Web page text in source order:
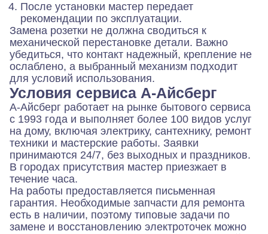
После установки мастер передает
рекомендации по эксплуатации.
Замена розетки не должна сводиться к
механической перестановке детали. Важно
убедиться, что контакт надежный, крепление не
ослаблено, а выбранный механизм подходит
для условий использования.
Условия сервиса А-Айсберг
А-Айсберг работает на рынке бытового сервиса
с 1993 года и выполняет более 100 видов услуг
на дому, включая электрику, сантехнику, ремонт
техники и мастерские работы. Заявки
принимаются 24/7, без выходных и праздников.
В городах присутствия мастер приезжает в
течение часа.
На работы предоставляется письменная
гарантия. Необходимые запчасти для ремонта
есть в наличии, поэтому типовые задачи по
замене и восстановлению электроточек можно